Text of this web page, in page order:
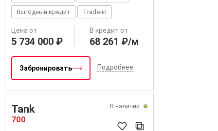
Выгодный кредит Trade-in
Цена от
5 734 000 ₽
В кредит от
68 261 ₽/м
Забронировать Подробнее
В наличии
Tank
700